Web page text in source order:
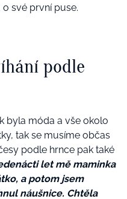
své první puse.
podle
byla móda a vše okolo
tak se musíme občas
podle hrnce pak také
let mě maminka
a potom jsem
náušnice. Chtěla